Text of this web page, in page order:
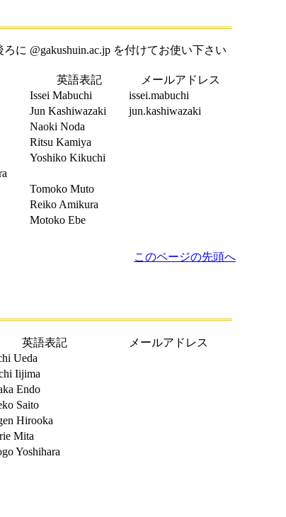
に @gakushuin.ac.jp を付けてお使い下さい
英語表記
メールアドレス
Issei Mabuchi
issei.mabuchi
Jun Kashiwazaki
jun.kashiwazaki
Naoki Noda
Ritsu Kamiya
Yoshiko Kikuchi
Tomoko Muto
Reiko Amikura
Motoko Ebe
このページの先頭へ
英語表記
メールアドレス
Ueda
Iijima
Endo
Saito
Hirooka
Mita
Yoshihara